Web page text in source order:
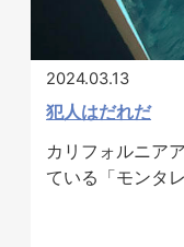
2024.03.13
犯人はだれだ
カリフォルニア
ている「モンタ